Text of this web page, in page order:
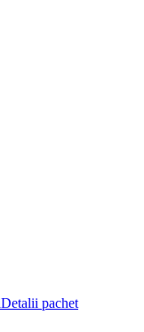
Detalii pachet